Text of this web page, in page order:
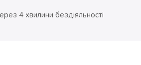
4 хвилини бездіяльності